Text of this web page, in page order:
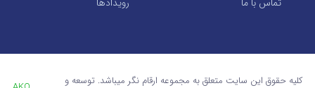
کلیه حقوق این سایت متعلق به مجموعه ارقام نگر میباشد. توسعه و